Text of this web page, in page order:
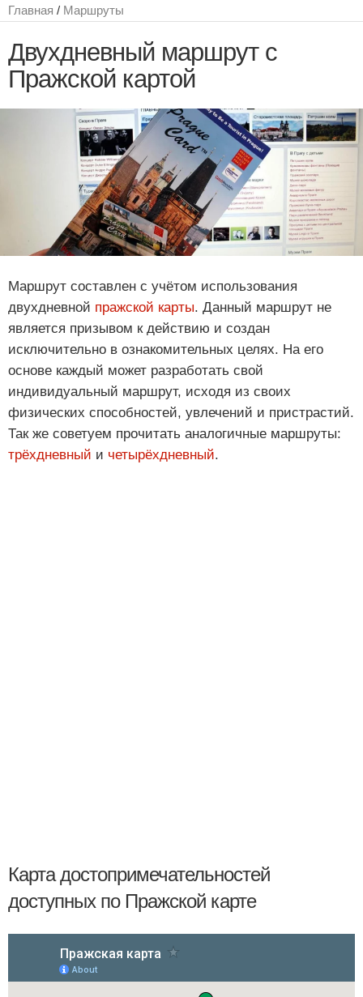
Главная / Маршруты
Двухдневный маршрут с
Пражской картой
Маршрут составлен с учётом использования
двухдневной пражской карты. Данный маршрут не
является призывом к действию и создан
исключительно в ознакомительных целях. На его
основе каждый может разработать свой
индивидуальный маршрут, исходя из своих
физических способностей, увлечений и пристрастий.
Так же советуем прочитать аналогичные маршруты:
трёхдневный и четырёхдневный.
Карта достопримечательностей
доступных по Пражской карте